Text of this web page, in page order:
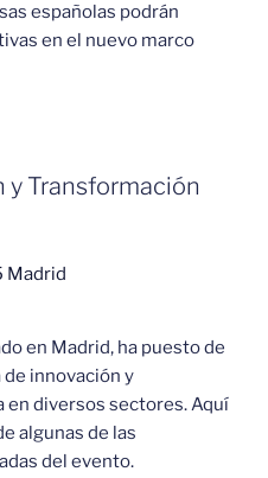
españolas podrán
en el nuevo marco
Transformación
en Madrid, ha puesto de
innovación y
diversos sectores. Aquí
algunas de las
del evento.